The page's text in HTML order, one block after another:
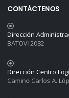
CONTÁCTENOS
Dirección
BATOVI 2082
Dirección Centro
Camino Carlos A.